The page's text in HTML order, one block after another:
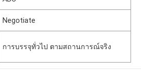
Negotiate
การบรรจุทั่วไป ตามสถานการณ์จริง